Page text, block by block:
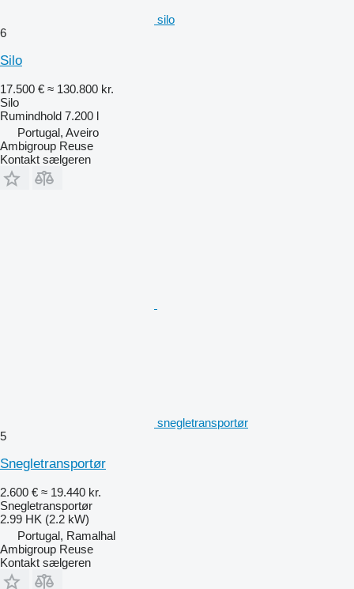
silo
6
Silo
17.500 € ≈ 130.800 kr.
Silo
Rumindhold 7.200 l
Portugal, Aveiro
Ambigroup Reuse
Kontakt sælgeren
snegletransportør
5
Snegletransportør
2.600 € ≈ 19.440 kr.
Snegletransportør
2.99 HK (2.2 kW)
Portugal, Ramalhal
Ambigroup Reuse
Kontakt sælgeren